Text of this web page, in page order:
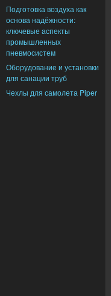
Подготовка воздуха как
основа надёжности:
ключевые аспекты
промышленных
пневмосистем
Оборудование и установки
для санации труб
Чехлы для самолета Piper